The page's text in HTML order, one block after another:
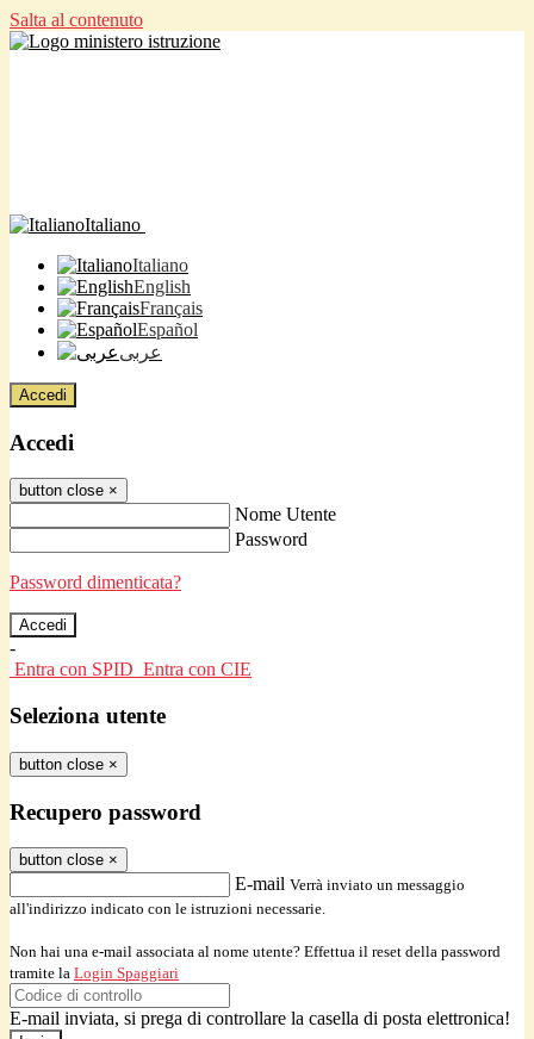
Salta al contenuto
Italiano
Italiano
English
Français
Español
عربى
Accedi
Accedi
button close ×
Nome Utente
Password
Password dimenticata?
-
Entra con SPID Entra con CIE
Seleziona utente
button close ×
Recupero password
button close ×
E-mail Verrà inviato un messaggio
all'indirizzo indicato con le istruzioni necessarie.
Non hai una e-mail associata al nome utente? Effettua il reset della password
tramite la Login Spaggiari
E-mail inviata, si prega di controllare la casella di posta elettronica!